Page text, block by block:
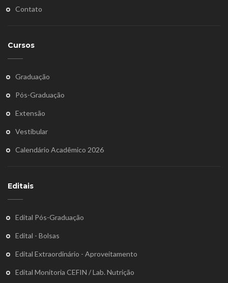
Contato
Cursos
Graduação
Pós-Graduação
Extensão
Vestibular
Calendário Acadêmico 2026
Editais
Edital Pós-Graduação
Edital - Bolsas
Edital Extraordinário - Aproveitamento
Edital Monitoria CEFIN / Lab. Nutrição